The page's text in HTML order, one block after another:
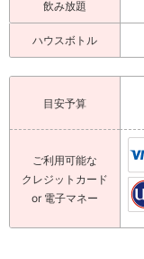
飲み放題
ハウスボトル
目安予算
ご利用可能な
クレジットカード
or 電子マネー